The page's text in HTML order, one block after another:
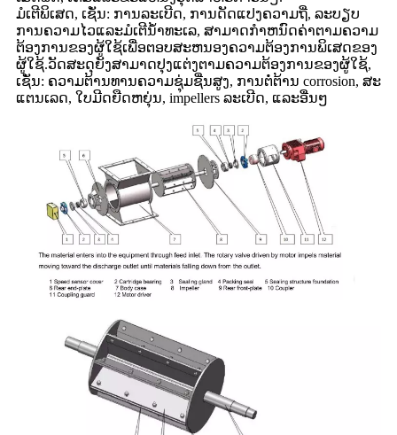
ມໍເຕີພິເສດ, ເຊັ່ນ: ການລະເບີດ, ການດັດແປງຄວາມຖີ່, ລະບຽບ
ການຄວາມໄວແລະມໍເຕີນ້ໍາທະເລ, ສາມາດກໍາຫນົດຄ່າຕາມຄວາມ
ຕ້ອງການຂອງຜູ້ໃຊ້ເພື່ອຕອບສະຫນອງຄວາມຕ້ອງການພິເສດຂອງ
ຜູ້ໃຊ້.ວັດສະດຸຍັງສາມາດປຸງແຕ່ງຕາມຄວາມຕ້ອງການຂອງຜູ້ໃຊ້,
ເຊັ່ນ: ຄວາມຕ້ານທານຄວາມຊຸ່ມຊື່ນສູງ, ການຕໍ່ຕ້ານ corrosion, ສະ
ແຕນເລດ, ໃບມີດຍືດຫຍຸ່ນ, impellers ລະເບີດ, ແລະອື່ນໆ